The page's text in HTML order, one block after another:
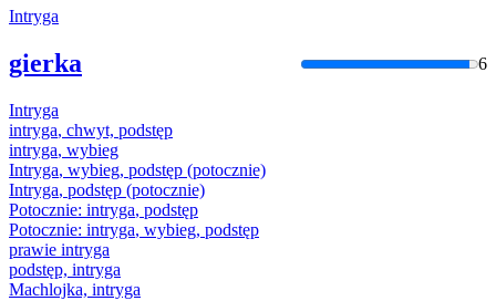
Intryga
gierka 6
Intryga
intryga, chwyt, podstęp
intryga, wybieg
Intryga, wybieg, podstęp (potocznie)
Intryga, podstęp (potocznie)
Potocznie: intryga, podstęp
Potocznie: intryga, wybieg, podstęp
prawie intryga
podstęp, intryga
Machlojka, intryga